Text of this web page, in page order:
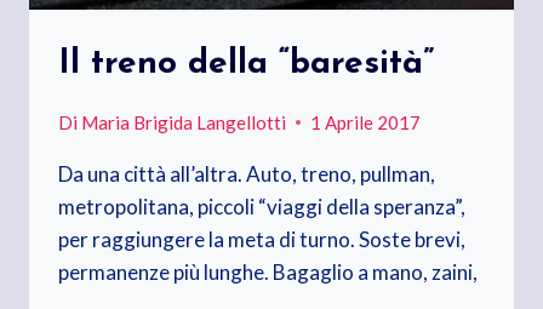
Il treno della “baresità”
Di Maria Brigida Langellotti 1 Aprile 2017
Da una città all’altra. Auto, treno, pullman,
metropolitana, piccoli “viaggi della speranza”,
per raggiungere la meta di turno. Soste brevi,
permanenze più lunghe. Bagaglio a mano, zaini,